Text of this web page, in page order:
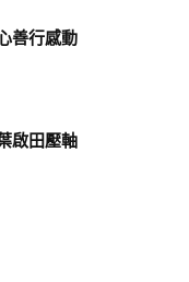
善行感動
啟田壓軸